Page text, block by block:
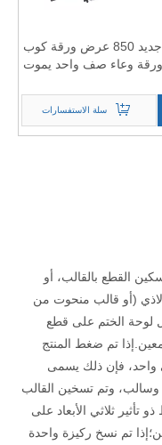
منتج جديد 850 عرض ورقة كوب
ورقة وعاء صف واحد يموت
سلة الاستفسارات
القطع بالقالب، أو
(أو قالب منحوت من
لوحة الختم على قطع
تم ضغط المنتج
واحد، فإن ذلك يسمى
وسالب، وتم تسخين القالب
ثلاثي الأبعاد على
تم نسخ ركيزة واحدة